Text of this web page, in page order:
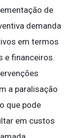
de
demanda
em termos
e financeiros.
a paralisação
que pode
em custos